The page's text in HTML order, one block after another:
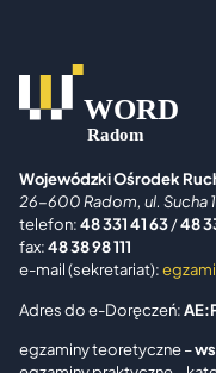
Wojewódzki Ośrodek
26-600 Radom, ul. Sucha
telefon:48 331 41 63/48
fax:48 38 98 111
e-mail (sekretariat):
Adres do e-Doręczeń:
egzaminy teoretyczne –